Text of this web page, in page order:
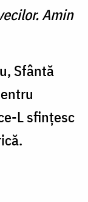
Amin
Sfântă
L sfinţesc